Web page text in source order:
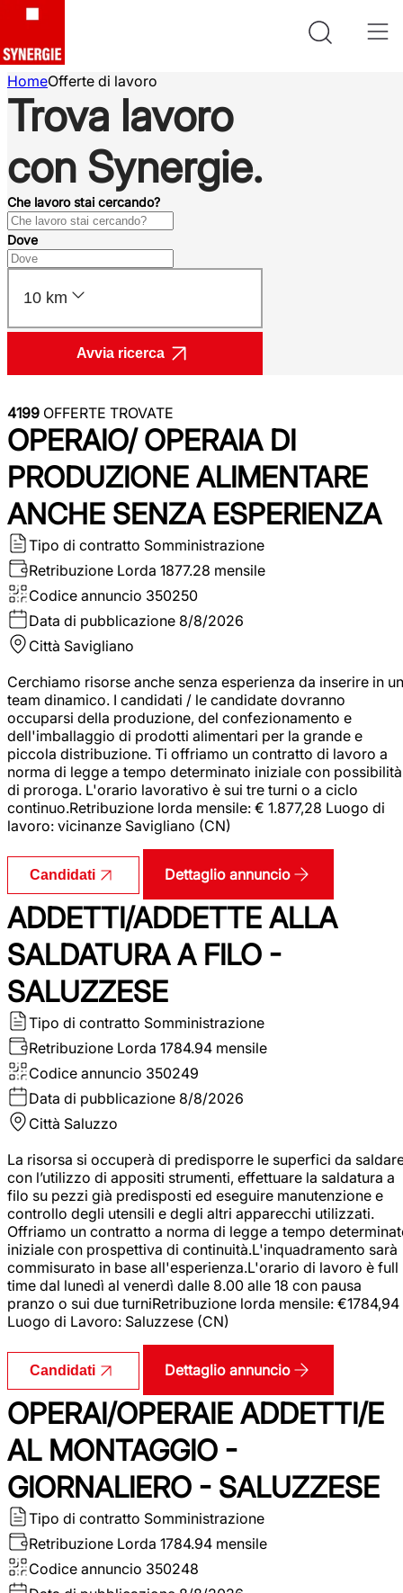
HomeOfferte di lavoro
Trova lavoro
con Synergie.
Che lavoro stai cercando?
Dove
10 km
Avvia ricerca
4199 OFFERTE TROVATE
OPERAIO/ OPERAIA DI
PRODUZIONE ALIMENTARE
ANCHE SENZA ESPERIENZA
Tipo di contratto Somministrazione
Retribuzione Lorda 1877.28 mensile
Codice annuncio 350250
Data di pubblicazione 8/8/2026
Città Savigliano
Cerchiamo risorse anche senza esperienza da inserire in un
team dinamico. I candidati / le candidate dovranno
occuparsi della produzione, del confezionamento e
dell'imballaggio di prodotti alimentari per la grande e
piccola distribuzione. Ti offriamo un contratto di lavoro a
norma di legge a tempo determinato iniziale con possibilità
di proroga. L'orario lavorativo è sui tre turni o a ciclo
continuo.Retribuzione lorda mensile: € 1.877,28 Luogo di
lavoro: vicinanze Savigliano (CN)
Candidati Dettaglio annuncio
ADDETTI/ADDETTE ALLA
SALDATURA A FILO -
SALUZZESE
Tipo di contratto Somministrazione
Retribuzione Lorda 1784.94 mensile
Codice annuncio 350249
Data di pubblicazione 8/8/2026
Città Saluzzo
La risorsa si occuperà di predisporre le superfici da
con l’utilizzo di appositi strumenti, effettuare la saldatura a
filo su pezzi già predisposti ed eseguire manutenzione e
controllo degli utensili e degli altri apparecchi utilizzati.
Offriamo un contratto a norma di legge a tempo
iniziale con prospettiva di continuità.L'inquadramento sarà
commisurato in base all'esperienza.L'orario di lavoro è full
time dal lunedì al venerdì dalle 8.00 alle 18 con pausa
pranzo o sui due turniRetribuzione lorda mensile: €1784,94
Luogo di Lavoro: Saluzzese (CN)
Candidati Dettaglio annuncio
OPERAI/OPERAIE ADDETTI/E
AL MONTAGGIO -
GIORNALIERO - SALUZZESE
Tipo di contratto Somministrazione
Retribuzione Lorda 1784.94 mensile
Codice annuncio 350248